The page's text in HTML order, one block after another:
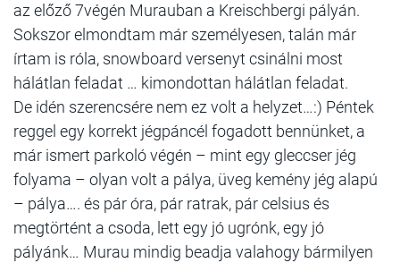
az előző 7végén Murauban a Kreischbergi pályán.
Sokszor elmondtam már személyesen, talán már
írtam is róla, snowboard versenyt csinálni most
hálátlan feladat … kimondottan hálátlan feladat.
De idén szerencsére nem ez volt a helyzet…:) Péntek
reggel egy korrekt jégpáncél fogadott bennünket, a
már ismert parkoló végén – mint egy gleccser jég
folyama – olyan volt a pálya, üveg kemény jég alapú
– pálya…. és pár óra, pár ratrak, pár celsius és
megtörtént a csoda, lett egy jó ugrónk, egy jó
pályánk… Murau mindig beadja valahogy bármilyen